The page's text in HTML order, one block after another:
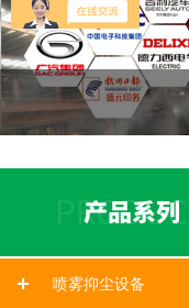
喷雾抑尘设备